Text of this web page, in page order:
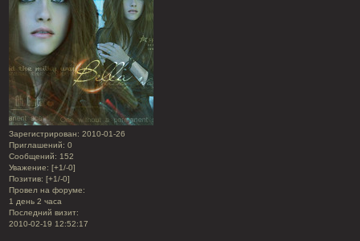
Зарегистрирован: 2010-01-26
Приглашений: 0
Сообщений: 152
Уважение: [+1/-0]
Позитив: [+1/-0]
Провел на форуме:
1 день 2 часа
Последний визит:
2010-02-19 12:52:17